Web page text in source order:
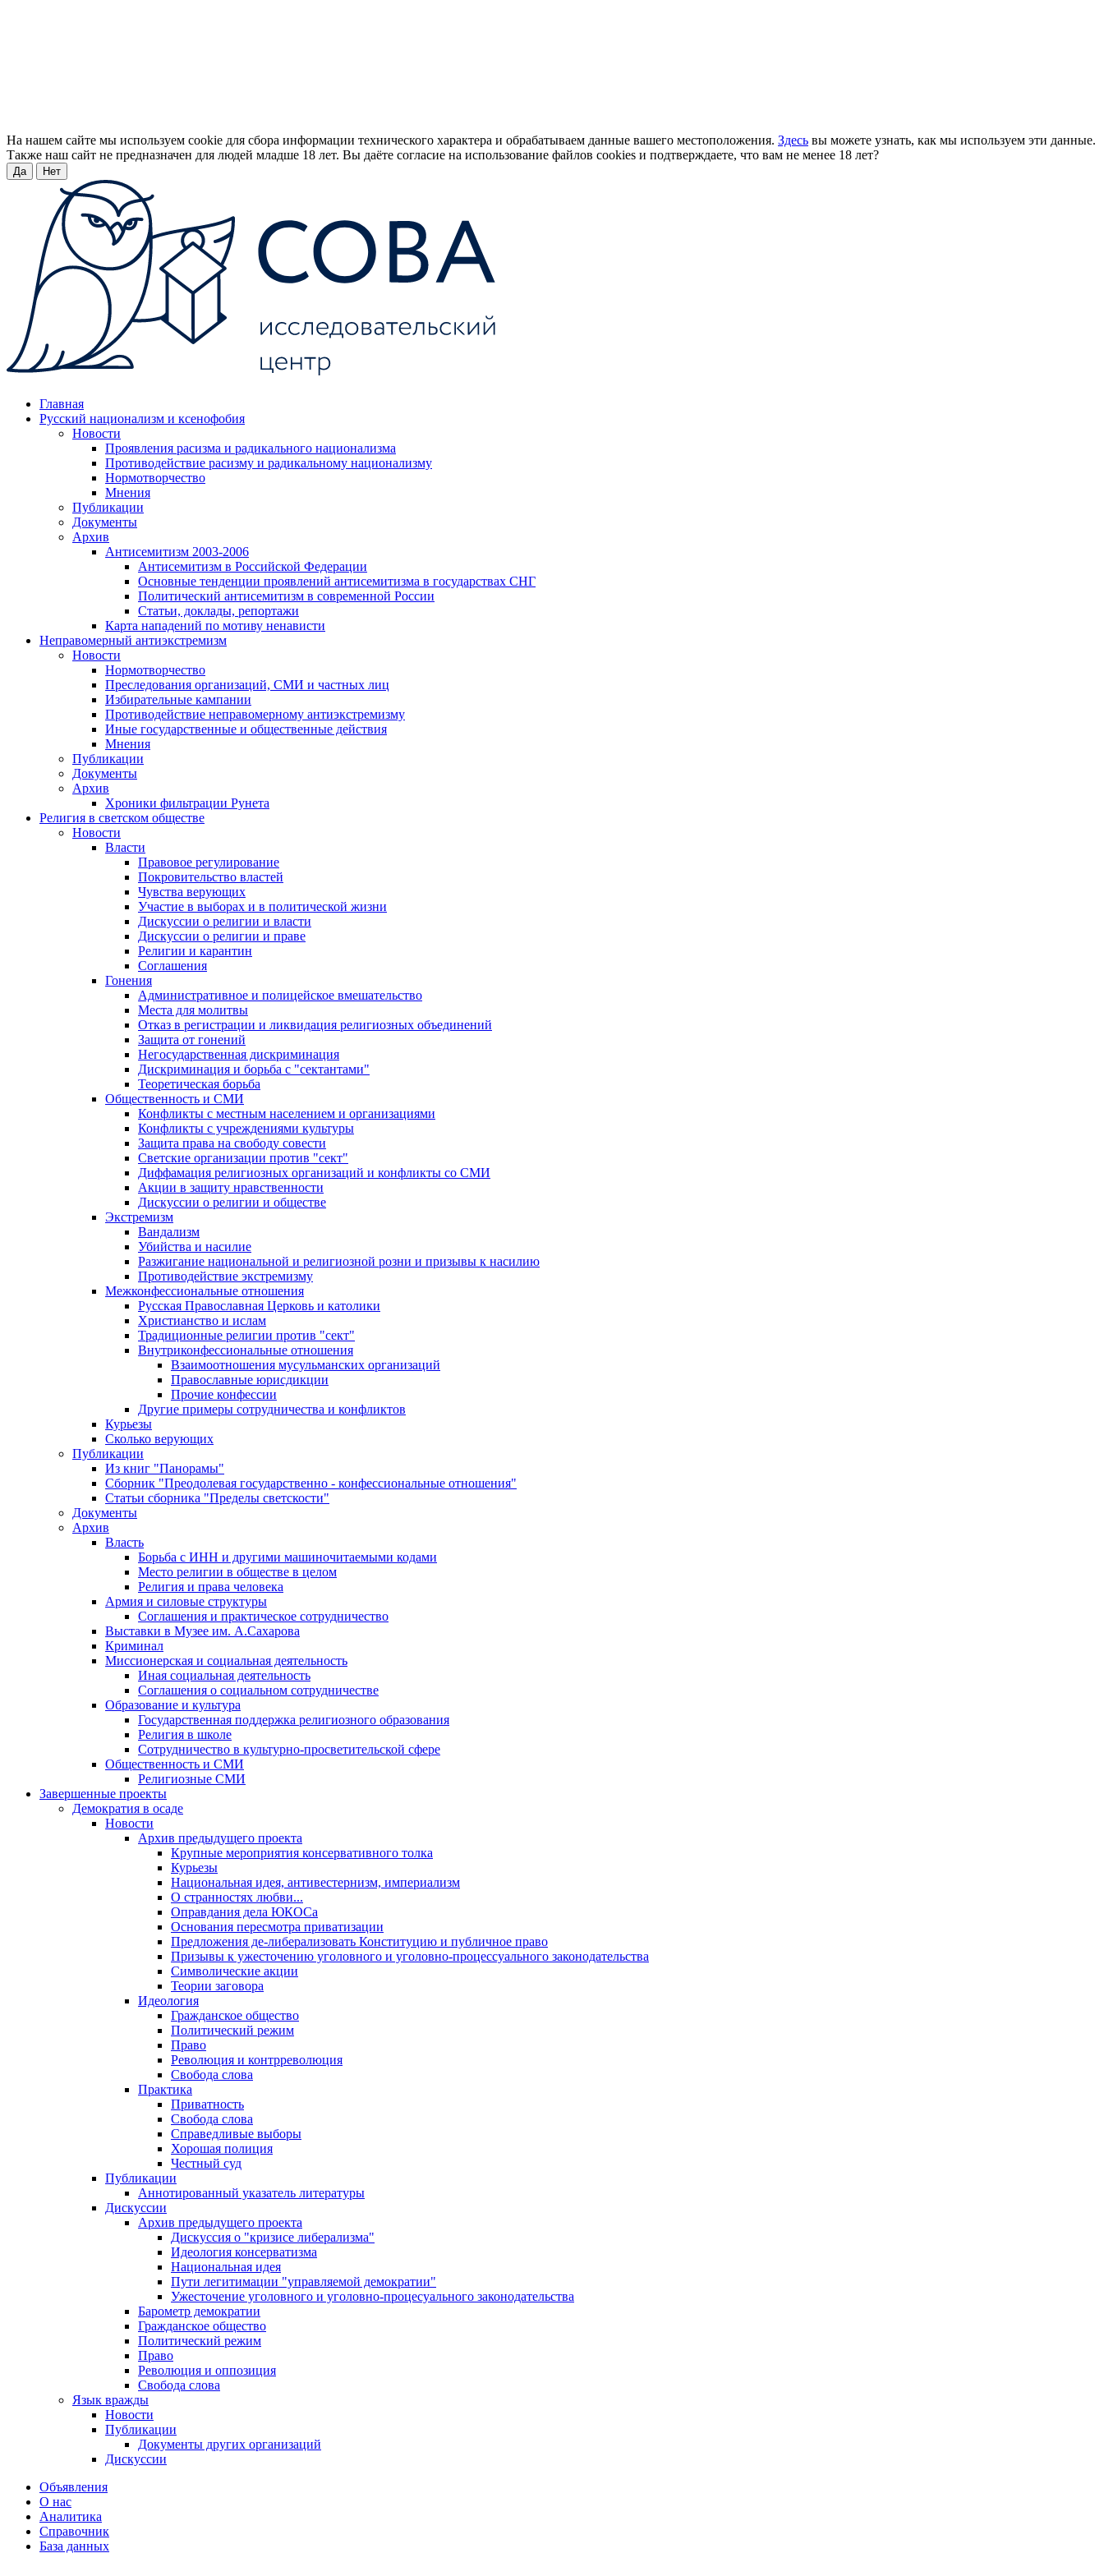
На нашем сайте мы используем cookie для сбора информации технического характера и обрабатываем данные вашего местоположения. Здесь вы можете узнать, как мы используем эти данные.
Также наш сайт не предназначен для людей младше 18 лет. Вы даёте согласие на использование файлов cookies и подтверждаете, что вам не менее 18 лет?
Да Нет
Главная
Русский национализм и ксенофобия
Новости
Проявления расизма и радикального национализма
Противодействие расизму и радикальному национализму
Нормотворчество
Мнения
Публикации
Документы
Архив
Антисемитизм 2003-2006
Антисемитизм в Российской Федерации
Основные тенденции проявлений антисемитизма в государствах СНГ
Политический антисемитизм в современной России
Статьи, доклады, репортажи
Карта нападений по мотиву ненависти
Неправомерный антиэкстремизм
Новости
Нормотворчество
Преследования организаций, СМИ и частных лиц
Избирательные кампании
Противодействие неправомерному антиэкстремизму
Иные государственные и общественные действия
Мнения
Публикации
Документы
Архив
Хроники фильтрации Рунета
Религия в светском обществе
Новости
Власти
Правовое регулирование
Покровительство властей
Чувства верующих
Участие в выборах и в политической жизни
Дискуссии о религии и власти
Дискуссии о религии и праве
Религии и карантин
Соглашения
Гонения
Административное и полицейское вмешательство
Места для молитвы
Отказ в регистрации и ликвидация религиозных объединений
Защита от гонений
Негосударственная дискриминация
Дискриминация и борьба с "сектантами"
Теоретическая борьба
Общественность и СМИ
Конфликты с местным населением и организациями
Конфликты с учреждениями культуры
Защита права на свободу совести
Светские организации против "сект"
Диффамация религиозных организаций и конфликты со СМИ
Акции в защиту нравственности
Дискуссии о религии и обществе
Экстремизм
Вандализм
Убийства и насилие
Разжигание национальной и религиозной розни и призывы к насилию
Противодействие экстремизму
Межконфессиональные отношения
Русская Православная Церковь и католики
Христианство и ислам
Традиционные религии против "сект"
Внутриконфессиональные отношения
Взаимоотношения мусульманских организаций
Православные юрисдикции
Прочие конфессии
Другие примеры сотрудничества и конфликтов
Курьезы
Сколько верующих
Публикации
Из книг "Панорамы"
Сборник "Преодолевая государственно - конфессиональные отношения"
Статьи сборника "Пределы светскости"
Документы
Архив
Власть
Борьба с ИНН и другими машиночитаемыми кодами
Место религии в обществе в целом
Религия и права человека
Армия и силовые структуры
Соглашения и практическое сотрудничество
Выставки в Музее им. А.Сахарова
Криминал
Миссионерская и социальная деятельность
Иная социальная деятельность
Соглашения о социальном сотрудничестве
Образование и культура
Государственная поддержка религиозного образования
Религия в школе
Сотрудничество в культурно-просветительской сфере
Общественность и СМИ
Религиозные СМИ
Завершенные проекты
Демократия в осаде
Новости
Архив предыдущего проекта
Крупные мероприятия консервативного толка
Курьезы
Национальная идея, антивестернизм, империализм
О странностях любви...
Оправдания дела ЮКОСа
Основания пересмотра приватизации
Предложения де-либерализовать Конституцию и публичное право
Призывы к ужесточению уголовного и уголовно-процессуального законодательства
Символические акции
Теории заговора
Идеология
Гражданское общество
Политический режим
Право
Революция и контрреволюция
Свобода слова
Практика
Приватность
Свобода слова
Справедливые выборы
Хорошая полиция
Честный суд
Публикации
Аннотированный указатель литературы
Дискуссии
Архив предыдущего проекта
Дискуссия о "кризисе либерализма"
Идеология консерватизма
Национальная идея
Пути легитимации "управляемой демократии"
Ужесточение уголовного и уголовно-процесуального законодательства
Барометр демократии
Гражданское общество
Политический режим
Право
Революция и оппозиция
Свобода слова
Язык вражды
Новости
Публикации
Документы других организаций
Дискуссии
Объявления
О нас
Аналитика
Справочник
База данных